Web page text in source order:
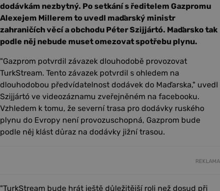
dodávkám nezbytný. Po setkání s ředitelem Gazpromu
Alexejem Millerem to uvedl maďarský ministr
zahraničích věcí a obchodu Péter Szijjártó. Maďarsko tak
podle něj nebude muset omezovat spotřebu plynu.
"Gazprom potvrdil závazek dlouhodobě provozovat
TurkStream. Tento závazek potvrdil s ohledem na
dlouhodobou předvídatelnost dodávek do Maďarska," uvedl
Szijjártó ve videozáznamu zveřejněném na facebooku.
Vzhledem k tomu, že severní trasa pro dodávky ruského
plynu do Evropy není provozuschopná, Gazprom bude
podle něj klást důraz na dodávky jižní trasou.
REKLAMA
"TurkStream bude hrát ještě důležitější roli než dosud při